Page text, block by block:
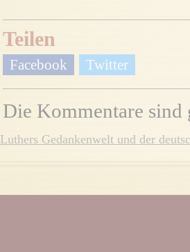
Teilen
Facebook Twitter
Die Kommentare sind
Luthers Gedankenwelt und der